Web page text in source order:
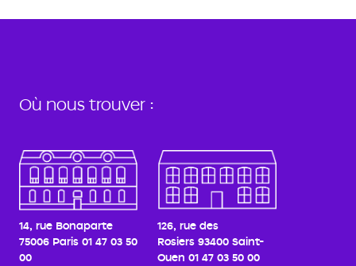
Où nous trouver :
14, rue Bonaparte
75006 Paris 01 47 03 50
00
126, rue des
Rosiers 93400 Saint-
Ouen 01 47 03 50 00